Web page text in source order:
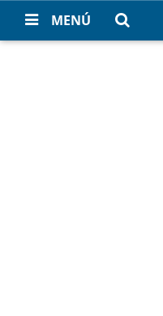
MENÚ